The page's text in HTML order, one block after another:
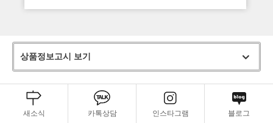
상품정보고시 보기
새소식 카톡상담 인스타그램 블로그